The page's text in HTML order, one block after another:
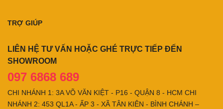
TRỢ GIÚP
LIÊN HỆ TƯ VẤN HOẶC GHÉ TRỰC TIẾP ĐẾN
SHOWROOM
097 6868 689
CHI NHÁNH 1: 3A VÕ VĂN KIỆT - P16 - QUẬN 8 - HCM CHI
NHÁNH 2: 453 QL1A - ẤP 3 - XÃ TÂN KIÊN - BÌNH CHÁNH –